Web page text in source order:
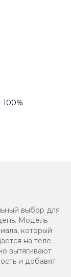
100%
выбор для
Модель
который
на теле.
вытягивают
и добавят